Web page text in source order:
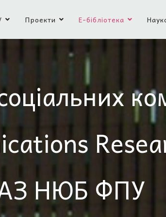
Проекти Е-бібліотека
НЮБ ФПУ